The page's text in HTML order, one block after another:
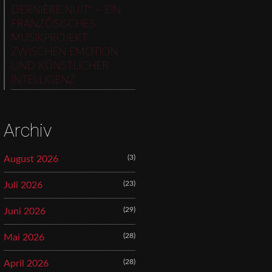
DERNIÈRE NUIT“ – EIN
FRANZÖSISCHES
MUSIKPROJEKT
ZWISCHEN EMOTION
UND KÜNSTLICHER
INTELLIGENZ
Archiv
August 2026 (3)
Juli 2026 (23)
Juni 2026 (29)
Mai 2026 (28)
April 2026 (28)